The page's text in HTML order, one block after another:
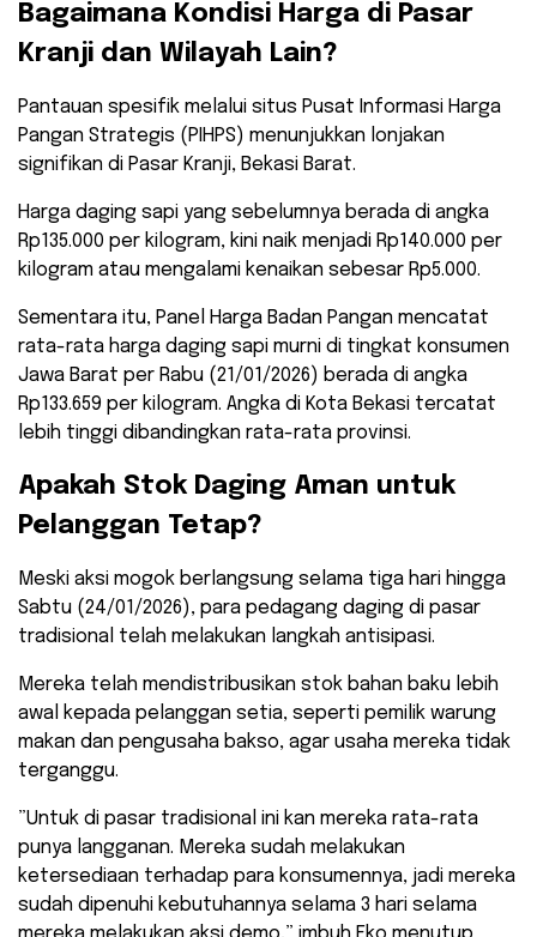
​Bagaimana Kondisi Harga di Pasar
Kranji dan Wilayah Lain?
​Pantauan spesifik melalui situs Pusat Informasi Harga
Pangan Strategis (PIHPS) menunjukkan lonjakan
signifikan di Pasar Kranji, Bekasi Barat.
Harga daging sapi yang sebelumnya berada di angka
Rp135.000 per kilogram, kini naik menjadi Rp140.000 per
kilogram atau mengalami kenaikan sebesar Rp5.000.
​Sementara itu, Panel Harga Badan Pangan mencatat
rata-rata harga daging sapi murni di tingkat konsumen
Jawa Barat per Rabu (21/01/2026) berada di angka
Rp133.659 per kilogram. Angka di Kota Bekasi tercatat
lebih tinggi dibandingkan rata-rata provinsi.
​Apakah Stok Daging Aman untuk
Pelanggan Tetap?
​Meski aksi mogok berlangsung selama tiga hari hingga
Sabtu (24/01/2026), para pedagang daging di pasar
tradisional telah melakukan langkah antisipasi.
Mereka telah mendistribusikan stok bahan baku lebih
awal kepada pelanggan setia, seperti pemilik warung
makan dan pengusaha bakso, agar usaha mereka tidak
terganggu.
​”Untuk di pasar tradisional ini kan mereka rata-rata
punya langganan. Mereka sudah melakukan
ketersediaan terhadap para konsumennya, jadi mereka
sudah dipenuhi kebutuhannya selama 3 hari selama